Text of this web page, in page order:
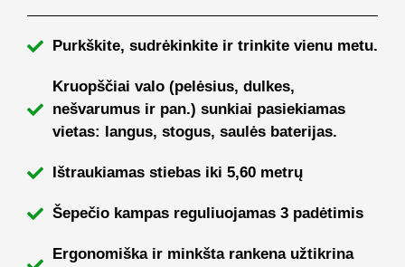
Purkškite, sudrėkinkite ir trinkite vienu metu.
Kruopščiai valo (pelėsius, dulkes,
nešvarumus ir pan.) sunkiai pasiekiamas
vietas: langus, stogus, saulės baterijas.
Ištraukiamas stiebas iki 5,60 metrų
Šepečio kampas reguliuojamas 3 padėtimis
Ergonomiška ir minkšta rankena užtikrina